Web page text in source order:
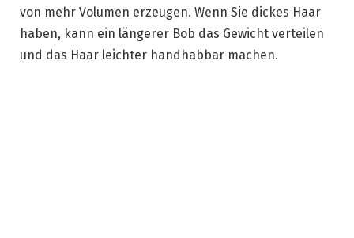
von mehr Volumen erzeugen. Wenn Sie dickes Haar
haben, kann ein längerer Bob das Gewicht verteilen
und das Haar leichter handhabbar machen.